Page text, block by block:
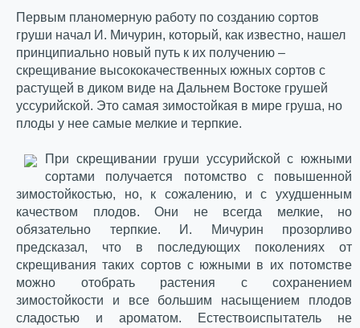
Первым планомерную работу по созданию сортов
груши начал И. Мичурин, который, как известно, нашел
принципиально новый путь к их получению –
скрещивание высококачественных южных сортов с
растущей в диком виде на Дальнем Востоке грушей
уссурийской. Это самая зимостойкая в мире груша, но
плоды у нее самые мелкие и терпкие.
При скрещивании груши уссурийской с южными
сортами получается потомство с повышенной
зимостойкостью, но, к сожалению, и с ухудшенным
качеством плодов. Они не всегда мелкие, но
обязательно терпкие. И. Мичурин прозорливо
предсказал, что в последующих поколениях от
скрещивания таких сортов с южными в их потомстве
можно отобрать растения с сохранением
зимостойкости и все большим насыщением плодов
сладостью и ароматом. Естествоиспытатель не